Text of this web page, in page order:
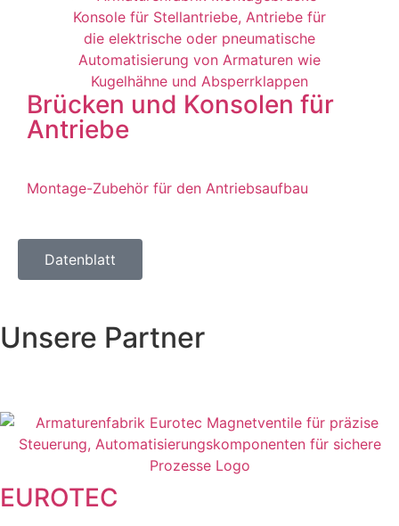
Brücken und Konsolen für
Antriebe
Montage-Zubehör für den Antriebsaufbau
Datenblatt
Unsere Partner
EUROTEC